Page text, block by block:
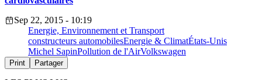
Sep 22, 2015 - 10:19
Energie, Environnement et Transport
constructeurs automobilesEnergie & ClimatÉtats-Unis
Michel SapinPollution de l'AirVolkswagen
Print Partager